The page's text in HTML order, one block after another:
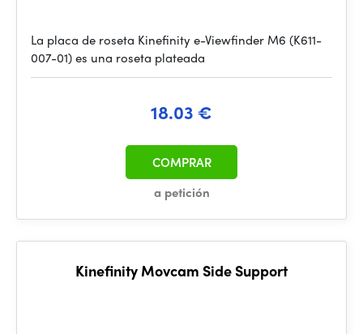
La placa de roseta Kinefinity e-Viewfinder M6 (K611-
007-01) es una roseta plateada
18.03 €
a petición
COMPRAR
Kinefinity Movcam Side Support